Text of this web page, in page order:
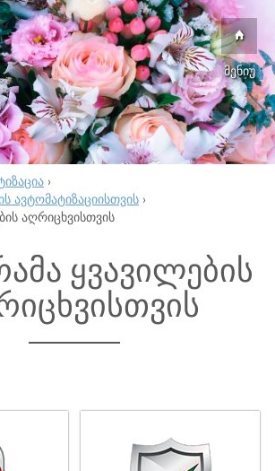
მენიუ
›
ავტომატიზაციისთვის ›
აღრიცხვისთვის
ყვავილების